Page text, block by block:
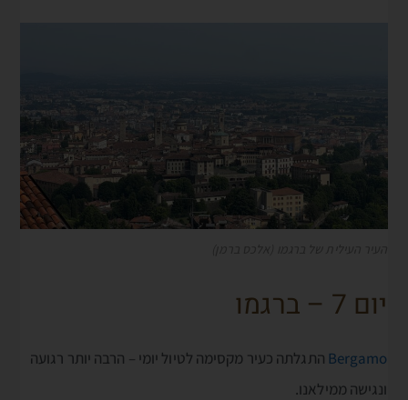
יום 7 – ברגמו
Bergamo התגלתה כעיר מקסימה לטיול יומי – הרבה יותר רגועה
ונגישה ממילאנו.